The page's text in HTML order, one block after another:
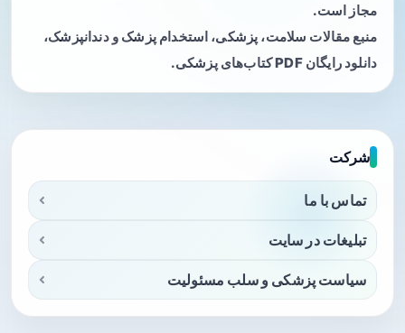
مجاز است.
منبع مقالات سلامت، پزشکی، استخدام پزشک و دندانپزشک،
دانلود رایگان PDF کتاب‌های پزشکی.
شرکت
تماس با ما
تبلیغات در سایت
سیاست پزشکی و سلب مسئولیت